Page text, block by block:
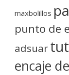
maxbolillos
punto de
adsuar
encaje